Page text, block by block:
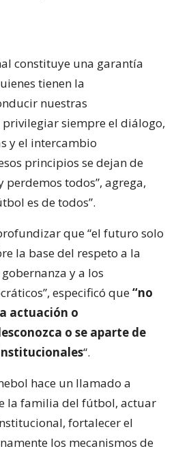
constituye una garantía
tienen la
nuestras
siempre el diálogo,
y el intercambio
principios se dejan de
todos”, agrega,
es de todos”.
que “el futuro solo
la base del respeto a la
y a los
especificó que“no
actuación o
o se aparte de
“.
hace un llamado a
la familia del fútbol, actuar
fortalecer el
los mecanismos de